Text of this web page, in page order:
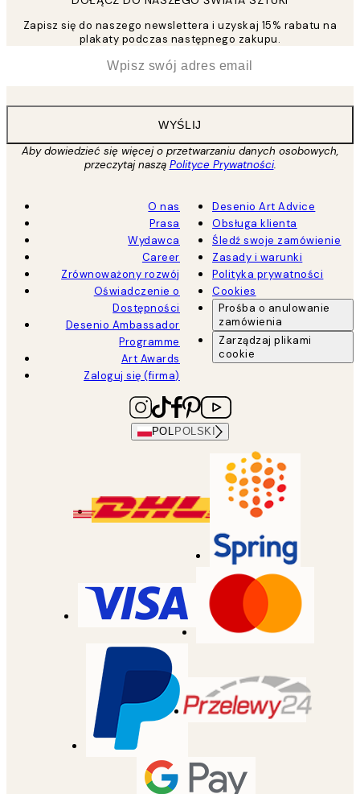
Zapisz się do naszego newslettera i uzyskaj 15% rabatu na
plakaty podczas następnego zakupu.
WYŚLIJ
Aby dowiedzieć się więcej o przetwarzaniu danych osobowych,
przeczytaj naszą Polityce Prywatności.
O nas
Prasa
Wydawca
Career
Zrównoważony rozwój
Oświadczenie o
Dostępności
Desenio Ambassador
Programme
Art Awards
Zaloguj się (firma)
Desenio Art Advice
Obsługa klienta
Śledź swoje zamówienie
Zasady i warunki
Polityka prywatności
Cookies
Prośba o anulowanie
zamówienia
Zarządzaj plikami
cookie
POL POLSKI